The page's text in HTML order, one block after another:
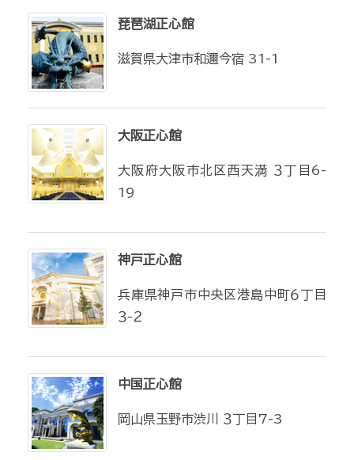
琵琶湖正心館
滋賀県大津市和邇今宿 31-1
大阪正心館
大阪府大阪市北区西天満 ３丁目6-
19
神戸正心館
兵庫県神戸市中央区港島中町６丁目
３-２
中国正心館
岡山県玉野市渋川 ３丁目7-3